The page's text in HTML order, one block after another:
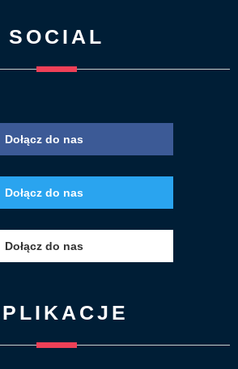
SOCIAL
Dołącz do nas
Dołącz do nas
Dołącz do nas